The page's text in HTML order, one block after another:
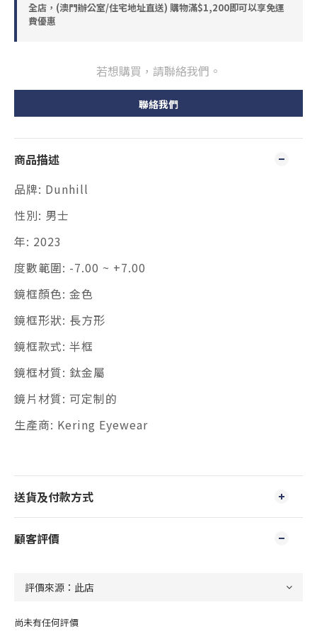
全店，(澳門辦公室/住宅地址直送) 購物滿$1,200即可以享免運
費優惠
若想購買，請聯絡我們。
聯絡我們
商品描述
品牌: Dunhill
性別: 男士
年: 2023
度數範圍: -7.00 ~ +7.00
鏡框顏色: 金色
鏡框形狀: 長方形
鏡框款式: 半框
鏡框材質: 鈦金屬
鏡片材質: 可定制的
生產商: Kering Eyewear
送貨及付款方式
顧客評價
尚未有任何評價